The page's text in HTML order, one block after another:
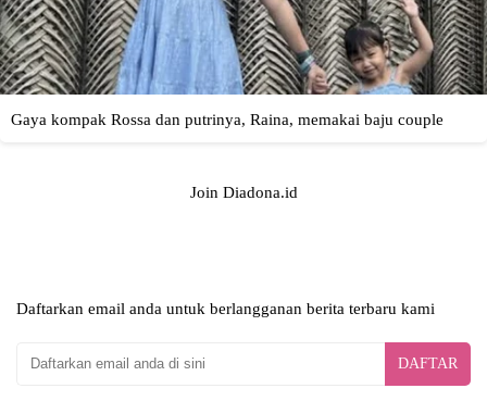
Join Diadona.id
Daftarkan email anda untuk berlangganan berita terbaru kami
DAFTAR